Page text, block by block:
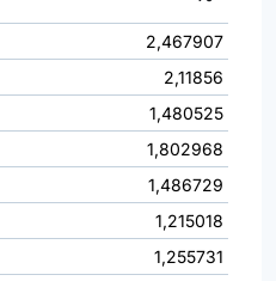
2,467907
2,11856
1,480525
1,802968
1,486729
1,215018
1,255731